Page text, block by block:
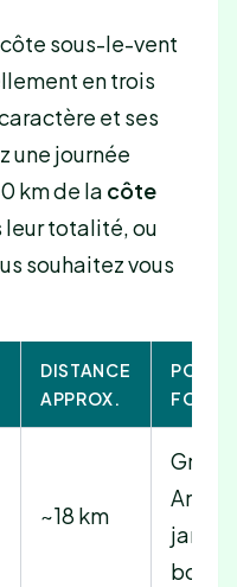
sous-le-vent
en trois
et ses
une journée
km de la côte
leur totalité, ou
souhaitez vous
DISTANCE
APPROX.
POINT
FORT
~18 km
Anse,
jardin